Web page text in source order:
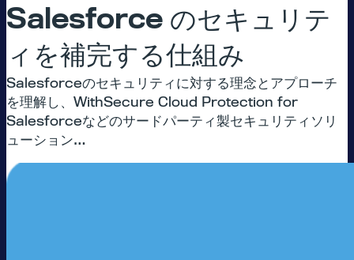
Salesforce のセキュリテ
ィを補完する仕組み
Salesforceのセキュリティに対する理念とアプローチ
を理解し、WithSecure Cloud Protection for
Salesforceなどのサードパーティ製セキュリティソリ
ューション…